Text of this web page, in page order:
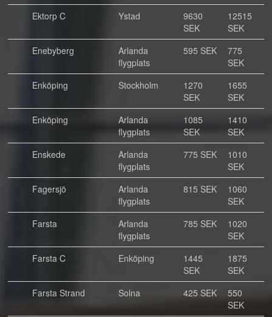
Ektorp C
Ystad
9630
SEK
12515
SEK
Enebyberg
Arlanda
flygplats
595 SEK
775
SEK
Enköping
Stockholm
1270
SEK
1655
SEK
Enköping
Arlanda
flygplats
1085
SEK
1410
SEK
Enskede
Arlanda
flygplats
775 SEK
1010
SEK
Fagersjö
Arlanda
flygplats
815 SEK
1060
SEK
Farsta
Arlanda
flygplats
785 SEK
1020
SEK
Farsta C
Enköping
1445
SEK
1875
SEK
Farsta Strand
Solna 425 SEK
550
SEK